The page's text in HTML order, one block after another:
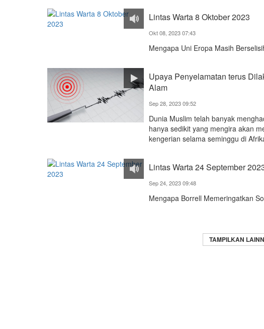
Lintas Warta 8 Oktober 2023
Okt 08, 2023 07:43
Mengapa Uni Eropa Masih
Upaya Penyelamatan terus
Alam
Sep 28, 2023 09:52
Dunia Muslim telah banyak
hanya sedikit yang mengira akan
kengerian selama seminggu di
Lintas Warta 24 September
Sep 24, 2023 09:48
Mengapa Borrell Memeringatkan
TAMPILKAN